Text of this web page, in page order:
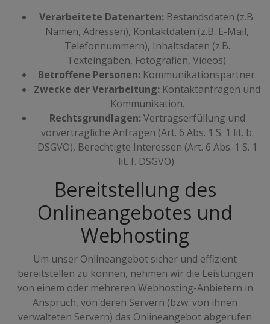
Verarbeitete Datenarten: Bestandsdaten (z.B.
Namen, Adressen), Kontaktdaten (z.B. E-Mail,
Telefonnummern), Inhaltsdaten (z.B.
Texteingaben, Fotografien, Videos).
Betroffene Personen:Kommunikationspartner.
Zwecke der Verarbeitung: Kontaktanfragen und
Kommunikation.
Rechtsgrundlagen:Vertragserfüllung und
vorvertragliche Anfragen (Art. 6 Abs. 1 S. 1 lit. b.
DSGVO), Berechtigte Interessen (Art. 6 Abs. 1 S. 1
lit. f. DSGVO).
Bereitstellung des
Onlineangebotes und
Webhosting
Um unser Onlineangebot sicher und effizient
bereitstellen zu können, nehmen wir die Leistungen
von einem oder mehreren Webhosting-Anbietern in
Anspruch, von deren Servern (bzw. von ihnen
verwalteten Servern) das Onlineangebot abgerufen